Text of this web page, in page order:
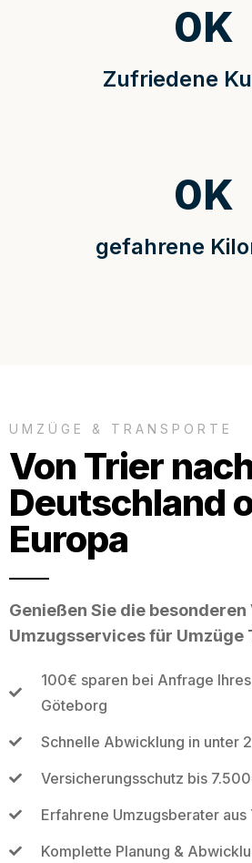
Zufriedene
0K
gefahrene
0K
UMZÜGE & TRANSPORTE
Von Trier
Deutschland
Europa
Genießen Sie die
Umzugsservices für Umzüge
100€ sparen bei Anfrage
Göteborg
Schnelle Abwicklung in unter
Versicherungsschutz bis
Erfahrene Umzugsberater
Komplette Planung &